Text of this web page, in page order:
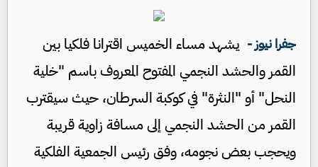
جفرا نيوز - يشهد مساء الخميس اقترانا فلكيا بين
القمر والحشد النجمي المفتوح المعروف باسم "خلية
النحل" أو "النثرة" في كوكبة السرطان، حيث سيقترب
القمر من الحشد النجمي إلى مسافة زاوية قريبة
ويحجب بعض نجومه، وفق رئيس الجمعية الفلكية